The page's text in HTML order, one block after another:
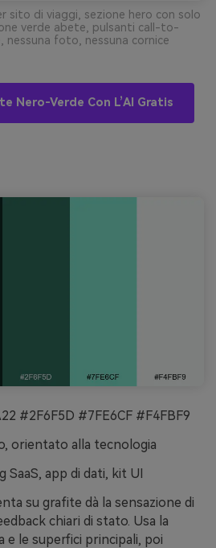
sito di viaggi, sezione hero con solo
verde abete, pulsanti call-to-
nessuna foto, nessuna cornice
Nero-Verde Con L’AI Gratis
#2F6F5D #7FE6CF #F4FBF9
orientato alla tecnologia
SaaS, app di dati, kit UI
su grafite dà la sensazione di
chiari di stato. Usa la
le superfici principali, poi